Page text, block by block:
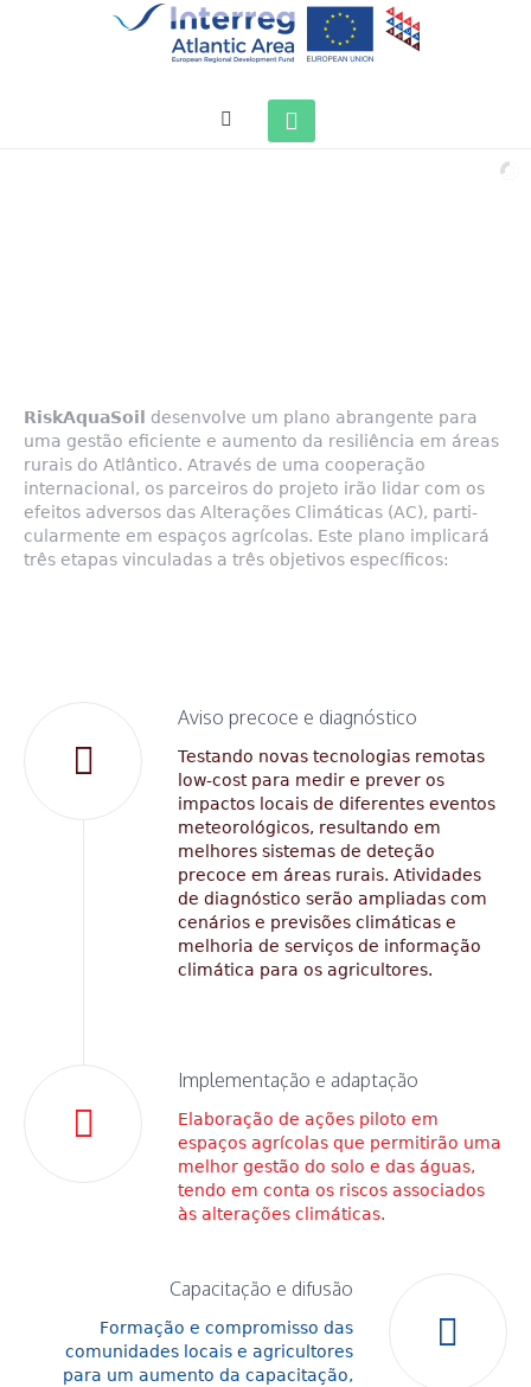
RiskAquaSoil
desenvolve um plano abrangente para
uma gestão efici­ente e aumento da resiliência em áreas
rurais do Atlântico. Através de uma cooperação
internacio­nal, os parceiros do projeto irão lidar com os
efeitos adversos das Alterações Climáticas (AC), parti­
cularmente em espaços agríco­las. Este plano implicará
três eta­pas vinculadas a três objetivos específicos:
Aviso precoce e diagnóstico
Testando novas tecnologias remotas
low-cost para medir e prever os
impactos locais de dife­rentes eventos
meteorológicos, resultando em
melhores siste­mas de deteção
precoce em áreas rurais. Atividades
de diag­nóstico serão ampliadas com
ce­nários e previsões climáticas e
melhoria de serviços de informa­ção
climática para os agriculto­res.
Implementação e adaptação
Elaboração de ações piloto em
espaços agrícolas que permitirão uma
melhor gestão do solo e das águas,
tendo em conta os riscos associados
às alterações climáticas.
Capacitação e difusão
Formação e compromisso das
comunidades locais e agriculto­res
para um aumento da capaci­tação,